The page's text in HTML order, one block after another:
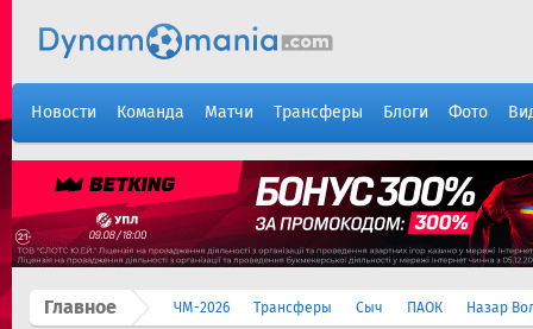
Новости Команда Матчи Трансферы Блоги Фото
Главное ЧМ-2026 Трансферы Сыч ПАОК Назар